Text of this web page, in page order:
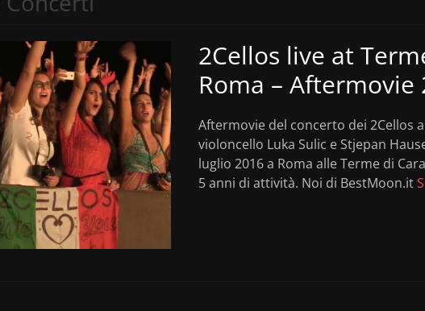
2Cellos live at
Roma – Aftermovie
Aftermovie del concerto dei 2Cellos
violoncello Luka Sulic e Stjepan
luglio 2016 a Roma alle Terme di
5 anni di attività. Noi di BestMoon.it